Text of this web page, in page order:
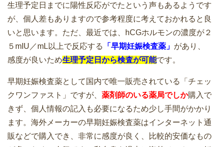
生理予定日までに陽性反応がでたという声もあるようです
が、個人差もありますので参考程度に考えておかれると良
いと思います。ただ、最近では、hCGホルモンの濃度が２
５mIU／mL以上で反応する
「早期妊娠検査薬」 があり、
感度が良いため生理予定日から検査が可能です。
早期妊娠検査薬として国内で唯一販売されている「チェッ
クワンファスト」ですが、 薬剤師のいる薬局でしか購入で
きず、個人情報の記入も必要になるため少し手間がかかり
ます。海外メーカーの早期妊娠検査薬はインターネット通
販などで購入でき、非常に感度が良く、比較的安価なもの